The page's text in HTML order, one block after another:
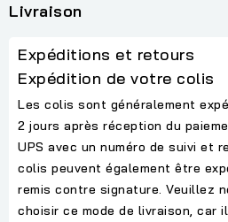
Livraison
Expéditions et retours
Expédition de votre colis
Les colis sont généralement
2 jours après réception du
UPS avec un numéro de suivi et
colis peuvent également être
remis contre signature. Veuillez
choisir ce mode de livraison, car